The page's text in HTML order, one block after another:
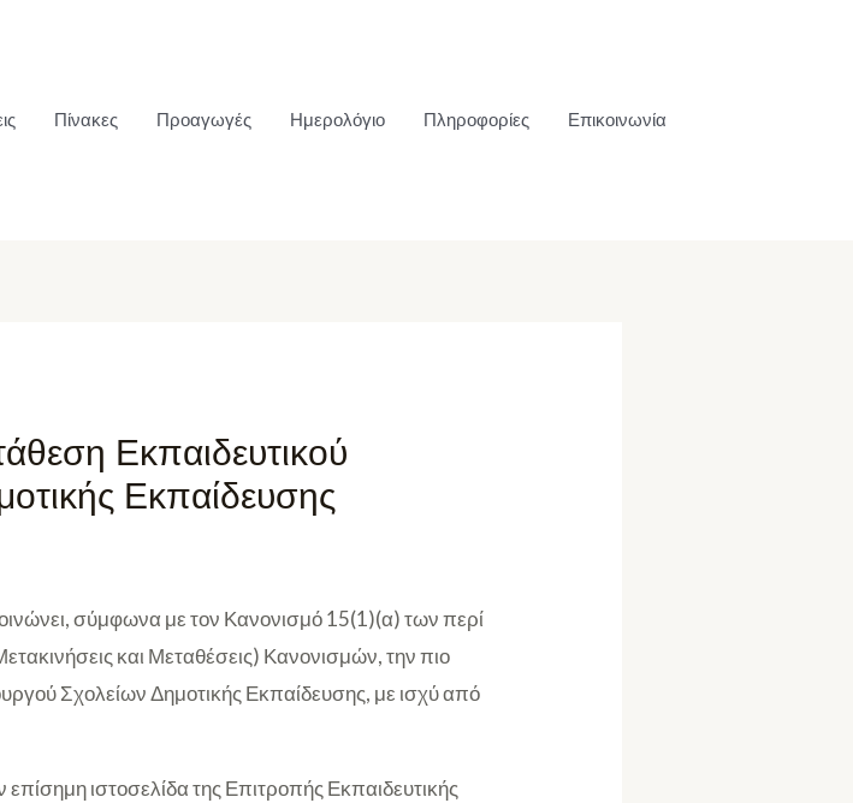
Πίνακες Προαγωγές Ημερολόγιο Πληροφορίες Επικοινωνία
Εκπαιδευτικού
Εκπαίδευσης
σύμφωνα με τον Κανονισμό 15(1)(α) των περί
και Μεταθέσεις) Κανονισμών, την πιο
Σχολείων Δημοτικής Εκπαίδευσης, με ισχύ από
ιστοσελίδα της Επιτροπής Εκπαιδευτικής